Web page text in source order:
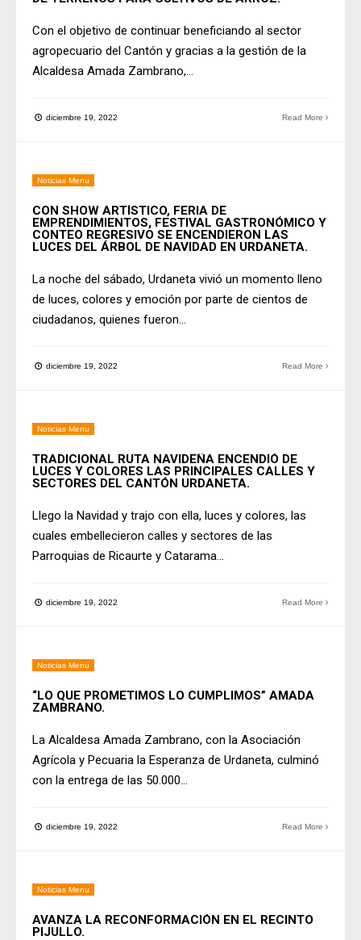
Con el objetivo de continuar beneficiando al sector
agropecuario del Cantón y gracias a la gestión de la
Alcaldesa Amada Zambrano,...
diciembre 19, 2022 Read More
Noticias Menu
CON SHOW ARTÍSTICO, FERIA DE
EMPRENDIMIENTOS, FESTIVAL GASTRONÓMICO Y
CONTEO REGRESIVO SE ENCENDIERON LAS
LUCES DEL ÁRBOL DE NAVIDAD EN URDANETA.
La noche del sábado, Urdaneta vivió un momento lleno
de luces, colores y emoción por parte de cientos de
ciudadanos, quienes fueron...
diciembre 19, 2022 Read More
Noticias Menu
TRADICIONAL RUTA NAVIDEÑA ENCENDIÓ DE
LUCES Y COLORES LAS PRINCIPALES CALLES Y
SECTORES DEL CANTÓN URDANETA.
Llego la Navidad y trajo con ella, luces y colores, las
cuales embellecieron calles y sectores de las
Parroquias de Ricaurte y Catarama...
diciembre 19, 2022 Read More
Noticias Menu
“LO QUE PROMETIMOS LO CUMPLIMOS” AMADA
ZAMBRANO.
La Alcaldesa Amada Zambrano, con la Asociación
Agrícola y Pecuaria la Esperanza de Urdaneta, culminó
con la entrega de las 50.000...
diciembre 19, 2022 Read More
Noticias Menu
AVANZA LA RECONFORMACIÓN EN EL RECINTO
PIJULLO.